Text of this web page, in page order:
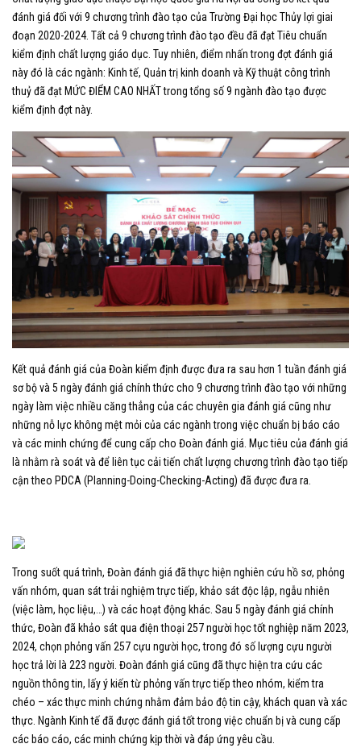
đánh giá đối với 9 chương trình đào tạo của Trường Đại học Thủy lợi giai
đoạn 2020-2024. Tất cả 9 chương trình đào tạo đều đã đạt Tiêu chuẩn
kiểm định chất lượng giáo dục. Tuy nhiên, điểm nhấn trong đợt đánh giá
này đó là các ngành: Kinh tế, Quản trị kinh doanh và Kỹ thuật công trình
thuỷ đã đạt MỨC ĐIỂM CAO NHẤT trong tổng số 9 ngành đào tạo được
kiểm định đợt này.
Kết quả đánh giá của Đoàn kiểm định được đưa ra sau hơn 1 tuần đánh giá
sơ bộ và 5 ngày đánh giá chính thức cho 9 chương trình đào tạo với những
ngày làm việc nhiều căng thẳng của các chuyên gia đánh giá cũng như
những nỗ lực không mệt mỏi của các ngành trong việc chuẩn bị báo cáo
và các minh chứng để cung cấp cho Đoàn đánh giá. Mục tiêu của đánh giá
là nhằm rà soát và để liên tục cải tiến chất lượng chương trình đào tạo tiếp
cận theo PDCA (Planning-Doing-Checking-Acting) đã được đưa ra.
Trong suốt quá trình, Đoàn đánh giá đã thực hiện nghiên cứu hồ sơ, phỏng
vấn nhóm, quan sát trải nghiệm trực tiếp, khảo sát độc lập, ngẫu nhiên
(việc làm, học liệu,…) và các hoạt động khác. Sau 5 ngày đánh giá chính
thức, Đoàn đã khảo sát qua điện thoại 257 người học tốt nghiệp năm 2023,
2024, chọn phỏng vấn 257 cựu người học, trong đó số lượng cựu người
học trả lời là 223 người. Đoàn đánh giá cũng đã thực hiện tra cứu các
nguồn thông tin, lấy ý kiến từ phỏng vấn trực tiếp theo nhóm, kiểm tra
chéo – xác thực minh chứng nhằm đảm bảo độ tin cậy, khách quan và xác
thực. Ngành Kinh tế đã được đánh giá tốt trong việc chuẩn bị và cung cấp
các báo cáo, các minh chứng kịp thời và đáp ứng yêu cầu.